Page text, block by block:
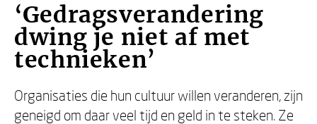
‘Gedragsverandering
dwing je niet af met
technieken’
Organisaties die hun cultuur willen veranderen, zijn
geneigd om daar veel tijd en geld in te steken. Ze